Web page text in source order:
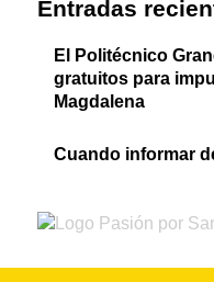
Entradas
El Politécnico
gratuitos para
Magdalena
Cuando informar